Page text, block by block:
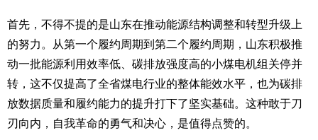
首先，不得不提的是山东在推动能源结构调整和转型升级上
的努力。从第一个履约周期到第二个履约周期，山东积极推
动一批能源利用效率低、碳排放强度高的小煤电机组关停并
转，这不仅提高了全省煤电行业的整体能效水平，也为碳排
放数据质量和履约能力的提升打下了坚实基础。这种敢于刀
刃向内，自我革命的勇气和决心，是值得点赞的。